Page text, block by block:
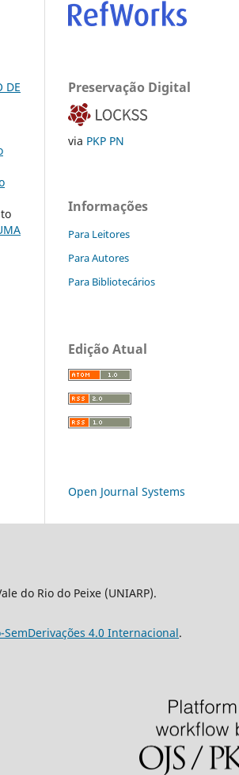
DE
Preservação Digital
via PKP PN
Informações
Para Leitores
Para Autores
Para Bibliotecários
Edição Atual
Open Journal Systems
do Rio do Peixe (UNIARP).
4.0 Internacional.